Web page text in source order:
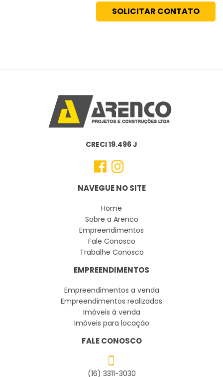
CRECI 19.496 J
NAVEGUE NO SITE
Home
Sobre a Arenco
Empreendimentos
Fale Conosco
Trabalhe Conosco
EMPREENDIMENTOS
Empreendimentos a venda
Empreendimentos realizados
Imóveis à venda
Imóveis para locação
FALE CONOSCO
(16) 3311-3030